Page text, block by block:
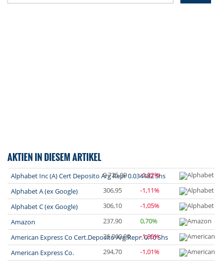
AKTIEN IN DIESEM ARTIKEL
Alphabet Inc (A) Cert Deposito Arg Repr 0.034482 Shs
9 725,00
-1,32%
Alphabet A (ex Google)
306,95
-1,11%
Alphabet C (ex Google)
306,10
-1,05%
Amazon
237,90
0,70%
American Express Co Cert.Deposito Arg.Repr. 0.10 Shs
36 060,00
-1,85%
American Express Co.
294,70
-1,01%